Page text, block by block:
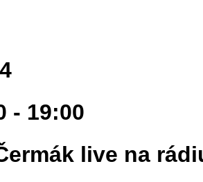
- 19:00
live na